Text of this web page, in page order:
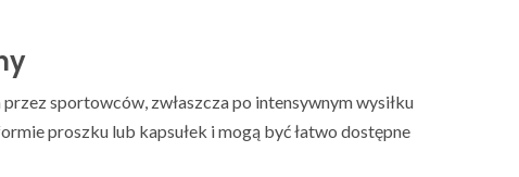
sportowców, zwłaszcza po intensywnym wysiłku
proszku lub kapsułek i mogą być łatwo dostępne